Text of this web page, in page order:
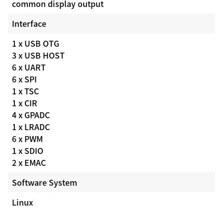
common display output
Interface
1 x USB OTG
3 x USB HOST
6 x UART
6 x SPI
1 x TSC
1 x CIR
4 x GPADC
1 x LRADC
6 x PWM
1 x SDIO
2 x EMAC
Software System
Linux